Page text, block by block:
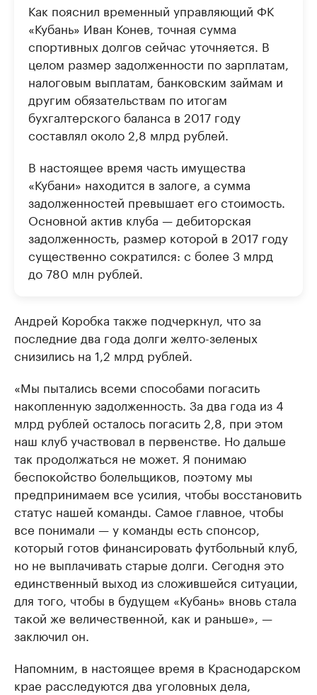
Как пояснил временный управляющий ФК
«Кубань» Иван Конев, точная сумма
спортивных долгов сейчас уточняется. В
целом размер задолженности по зарплатам,
налоговым выплатам, банковским займам и
другим обязательствам по итогам
бухгалтерского баланса в 2017 году
составлял около 2,8 млрд рублей.
В настоящее время часть имущества
«Кубани» находится в залоге, а сумма
задолженностей превышает его стоимость.
Основной актив клуба — дебиторская
задолженность, размер которой в 2017 году
существенно сократился: с более 3 млрд
до 780 млн рублей.
Андрей Коробка также подчеркнул, что за
последние два года долги желто-зеленых
снизились на 1,2 млрд рублей.
«Мы пытались всеми способами погасить
накопленную задолженность. За два года из 4
млрд рублей осталось погасить 2,8, при этом
наш клуб участвовал в первенстве. Но дальше
так продолжаться не может. Я понимаю
беспокойство болельщиков, поэтому мы
предпринимаем все усилия, чтобы восстановить
статус нашей команды. Самое главное, чтобы
все понимали — у команды есть спонсор,
который готов финансировать футбольный клуб,
но не выплачивать старые долги. Сегодня это
единственный выход из сложившейся ситуации,
для того, чтобы в будущем «Кубань» вновь стала
такой же величественной, как и раньше», —
заключил он.
Напомним, в настоящее время в Краснодарском
крае расследуются два уголовных дела,